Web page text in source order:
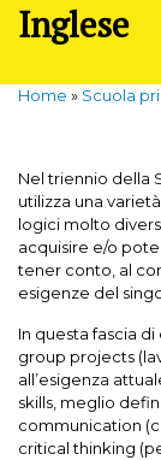
Inglese
Home » Scuola
Nel triennio della
utilizza una
logici molto
acquisire e/o
tener conto, al
esigenze del
In questa fascia
group projects
all’esigenza
skills, meglio
communication
critical thinking